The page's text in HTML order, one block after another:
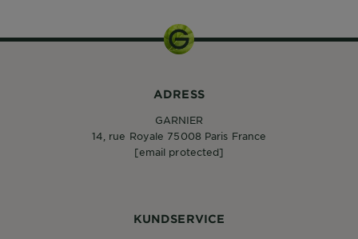
KUNDSERVICE
ADRESS
GARNIER
14, rue Royale 75008 Paris France
[email protected]